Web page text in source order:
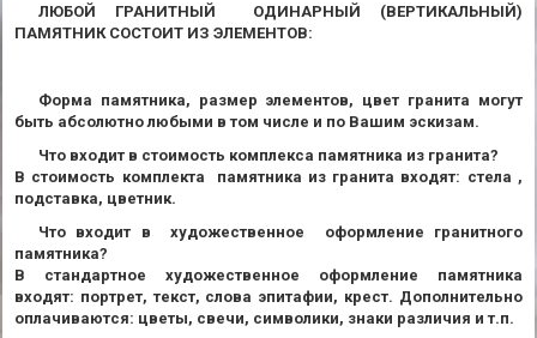
ЛЮБОЙ ГРАНИТНЫЙ ОДИНАРНЫЙ (ВЕРТИКАЛЬНЫЙ)
ПАМЯТНИК СОСТОИТ ИЗ ЭЛЕМЕНТОВ:
Форма памятника, размер элементов, цвет гранита могут
быть абсолютно любыми в том числе и по Вашим эскизам.
Что входит в стоимость комплекса памятника из гранита?
В стоимость комплекта памятника из гранита входят: стела ,
подставка, цветник.
Что входит в художественное оформление гранитного
памятника?
В стандартное художественное оформление памятника
входят: портрет, текст, слова эпитафии, крест. Дополнительно
оплачиваются: цветы, свечи, символики, знаки различия и т.п.